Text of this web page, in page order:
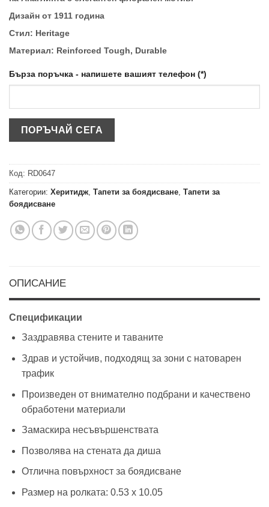
Дизайн от 1911 година
Стил: Heritage
Материал: Reinforced Tough, Durable
Бърза поръчка - напишете вашият телефон (*)
Код: RD0647
Категории: Херитидж Тапети за боядисване Тапети за
боядисване
ОПИСАНИЕ
Спецификации
Заздравява стените и таваните
Здрав и устойчив, подходящ за зони с натоварен
трафик
Произведен от внимателно подбрани и качествено
обработени материали
Замаскира несъвършенствата
Позволява на стената да диша
Отлична повърхност за боядисване
Размер на ролката: 0.53 х 10.05